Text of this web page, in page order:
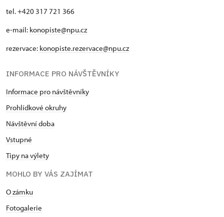
tel. +420 317 721 366
e-mail: konopiste@npu.cz
rezervace: konopiste.rezervace@npu.cz
INFORMACE PRO NÁVŠTĚVNÍKY
Informace pro návštěvníky
Prohlídkové okruhy
Návštěvní doba
Vstupné
Tipy na výlety
MOHLO BY VÁS ZAJÍMAT
O zámku
Fotogalerie